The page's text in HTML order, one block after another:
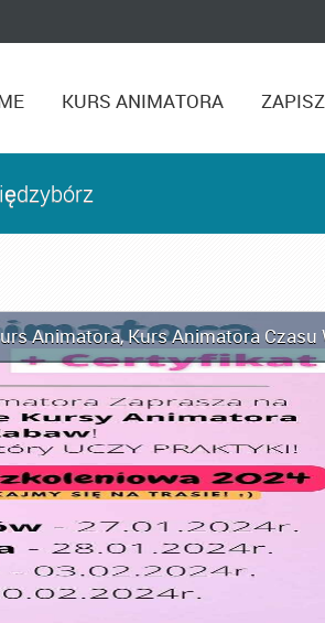
KURS ANIMATORA
Animatora,Kurs Animatora Czasu